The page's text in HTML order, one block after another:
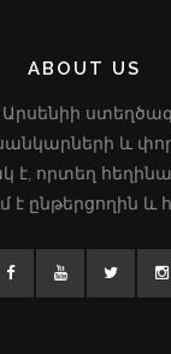
ABOUT US
և
է, որտեղ
է ընթերցողին և